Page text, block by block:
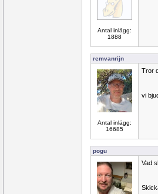
Antal inlägg:
1888
remvanrijn
Antal inlägg:
16685
Tror
vi
pogu
Vad